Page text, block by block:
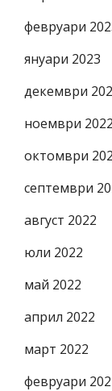
февруари
януари 2023
декември
ноември 2022
октомври
септември
август 2022
юли 2022
май 2022
април 2022
март 2022
февруари